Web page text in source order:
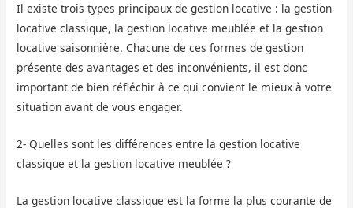
Il existe trois types principaux de gestion locative : la gestion
locative classique, la gestion locative meublée et la gestion
locative saisonnière. Chacune de ces formes de gestion
présente des avantages et des inconvénients, il est donc
important de bien réfléchir à ce qui convient le mieux à votre
situation avant de vous engager.
2- Quelles sont les différences entre la gestion locative
classique et la gestion locative meublée ?
La gestion locative classique est la forme la plus courante de